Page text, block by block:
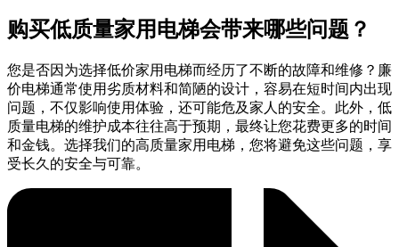
购买低质量家用电梯会带来哪些问题？
您是否因为选择低价家用电梯而经历了不断的故障和维修？廉
价电梯通常使用劣质材料和简陋的设计，容易在短时间内出现
问题，不仅影响使用体验，还可能危及家人的安全。此外，低
质量电梯的维护成本往往高于预期，最终让您花费更多的时间
和金钱。选择我们的高质量家用电梯，您将避免这些问题，享
受长久的安全与可靠。